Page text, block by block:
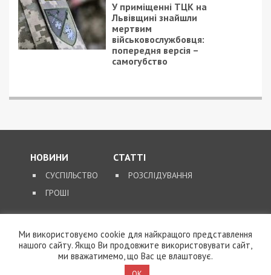
У приміщенні ТЦК на
Львівщині знайшли
мертвим
військовослужбовця:
попередня версія –
самогубство
НОВИНИ
СУСПІЛЬСТВО
ГРОШІ
СТАТТІ
РОЗСЛІДУВАННЯ
КОНТАКТИ
Ми використовуємо cookie для найкращого представлення
нашого сайту. Якщо Ви продовжите використовувати сайт,
ми вважатимемо, що Вас це влаштовує.